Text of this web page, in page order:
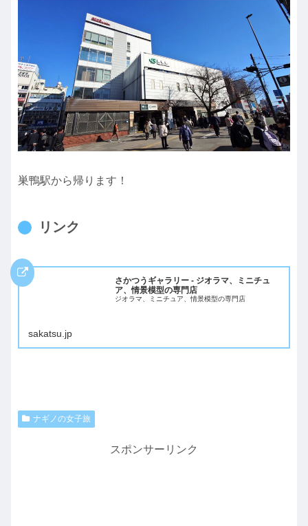
巣鴨駅から帰ります！
リンク
さかつうギャラリー - ジオラマ、ミニチュ
ア、情景模型の専門店
ジオラマ、ミニチュア、情景模型の専門店
sakatsu.jp
ナギノの女子旅
スポンサーリンク